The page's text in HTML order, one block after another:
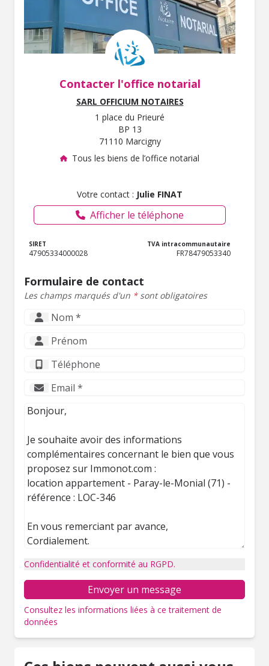
Contacter l'office notarial
SARL OFFICIUM NOTAIRES
1 place du Prieuré
BP 13
71110 Marcigny
Tous les biens de l’office notarial
Votre contact : Julie FINAT
Afficher le téléphone
SIRET
47905334000028
TVA intracommunautaire
FR78479053340
Formulaire de contact
Les champs marqués d'un *sont obligatoires
Confidentialité et conformité au RGPD.
Envoyer un message
Consultez les informations liées à ce traitement de
données